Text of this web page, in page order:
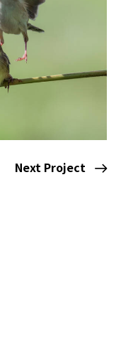
Next Project